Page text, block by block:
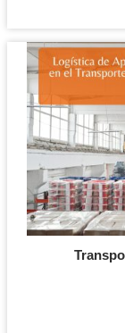
Las
España